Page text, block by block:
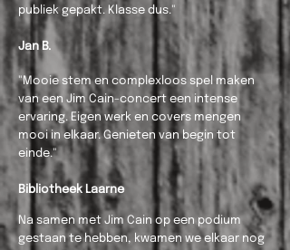
publiek gepakt. Klasse dus."
Jan B.
"Mooie stem en complexloos spel maken
van een Jim Cain-concert een intense
ervaring. Eigen werk en covers mengen
mooi in elkaar. Genieten van begin tot
einde."
Bibliotheek Laarne
Na samen met Jim Cain op een podium
gestaan te hebben, kwamen we elkaar nog